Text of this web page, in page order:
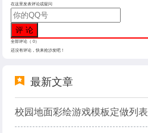
在这里发表评论或疑问
全部评论（ 0）
还没有评论，快来抢沙发吧！
最新文章
校园地面彩绘游戏模板定做列表